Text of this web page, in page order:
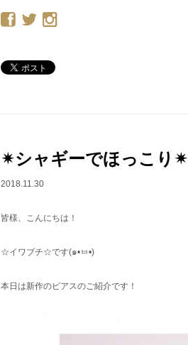
✴︎シャギーでほっこり✴︎
2018.11.30
皆様、こんにちは！
☆イワブチ☆です(๑•ㅂ•)
本日は新作のピアスのご紹介です！